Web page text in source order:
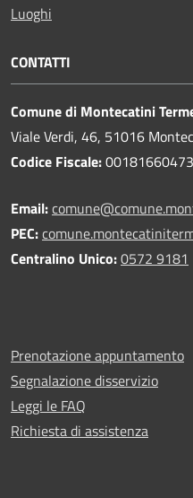
Luoghi
CONTATTI
Comune di Montecatini
Viale Verdi, 46, 51016
Codice Fiscale:00181660473
Email:
PEC:
Centralino Unico:0572 9181
Prenotazione appuntamento
Segnalazione disservizio
Leggi le FAQ
Richiesta di assistenza